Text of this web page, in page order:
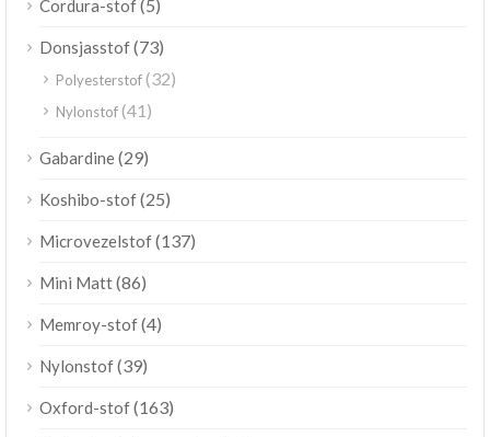
Cordura-stof(5)
Donsjasstof(73)
Polyesterstof(32)
Nylonstof(41)
Gabardine(29)
Koshibo-stof(25)
Microvezelstof(137)
Mini Matt(86)
Memroy-stof(4)
Nylonstof(39)
Oxford-stof(163)